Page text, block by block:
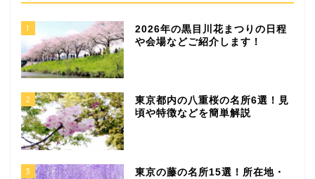
1
2026年の黒目川花まつりの日程
や会場などご紹介します！
2
東京都内の八重桜の名所6選！見
頃や特徴などを簡単解説
3
東京の藤の名所15選！所在地・